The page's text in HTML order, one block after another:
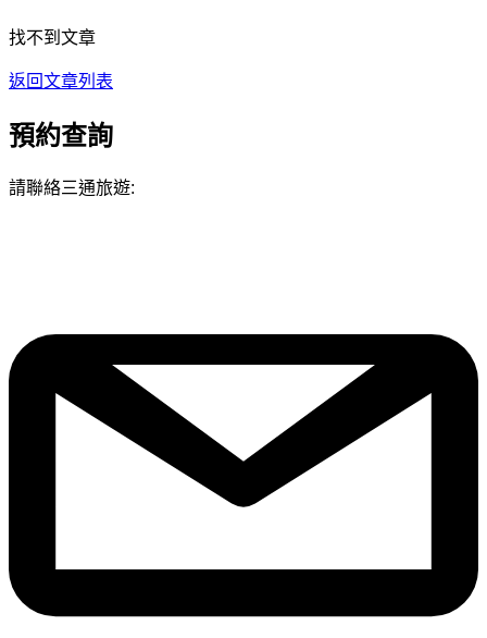
找不到文章
返回文章列表
預約查詢
請聯絡三通旅遊: